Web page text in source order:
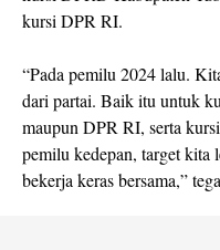
kursi DPR RI.
“Pada pemilu 2024 lalu.
dari partai. Baik itu untuk
maupun DPR RI, serta
pemilu kedepan, target kita
bekerja keras bersama,”